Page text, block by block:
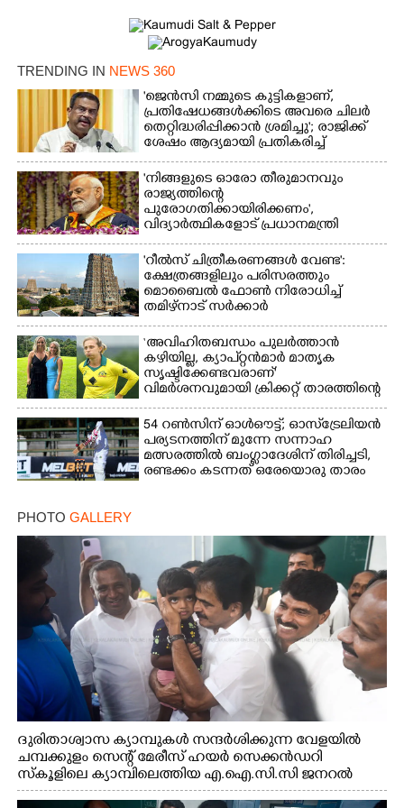
TRENDING IN NEWS 360
'ജെൻസി നമ്മുടെ കുട്ടികളാണ്,
പ്രതിഷേധങ്ങൾക്കിടെ അവരെ ചിലർ
തെറ്റിദ്ധരിപ്പിക്കാൻ ശ്രമിച്ചു'; രാജിക്ക്
ശേഷം ആദ്യമായി പ്രതികരിച്ച്
ധർമ്മേന്ദ്ര പ്രധാൻ
'നിങ്ങളുടെ ഓരോ തീരുമാനവും
രാജ്യത്തിന്റെ
പുരോഗതിക്കായിരിക്കണം',​
വിദ്യാർത്ഥികളോട് പ്രധാനമന്ത്രി
'റീൽസ് ചിത്രീകരണങ്ങൾ വേണ്ട':
ക്ഷേത്രങ്ങളിലും പരിസരത്തും
മൊബൈൽ ഫോൺ നിരോധിച്ച്
തമിഴ്നാട് സർക്കാർ
‘അവിഹിതബന്ധം പുലർത്താൻ
കഴിയില്ല,​ ക്യാപ്റ്റൻമാർ മാതൃക
സൃഷ്ടിക്കേണ്ടവരാണ്'
വിമർശനവുമായി ക്രിക്കറ്റ് താരത്തിന്റെ
ഭാര്യ
54 റൺസിന് ഓൾഔട്ട്; ഓസ്‌ട്രേലിയൻ
പര്യടനത്തിന് മുന്നേ സന്നാഹ
മത്സരത്തിൽ ബംഗ്ലാദേശിന് തിരിച്ചടി,
രണ്ടക്കം കടന്നത് ഒരേയൊരു താരം
PHOTO GALLERY
ദുരിതാശ്വാസ ക്യാമ്പുകൾ സന്ദർശിക്കുന്ന വേളയിൽ
ചമ്പക്കുളം സെന്റ് മേരീസ് ഹയർ സെക്കൻഡറി
സ്കൂളിലെ ക്യാമ്പിലെത്തിയ എ.ഐ.സി.സി ജനറൽ
സെക്രട്ടറി കെ.സി വേണുഗോപാൽ എം.പി കുരുന്നിനെ